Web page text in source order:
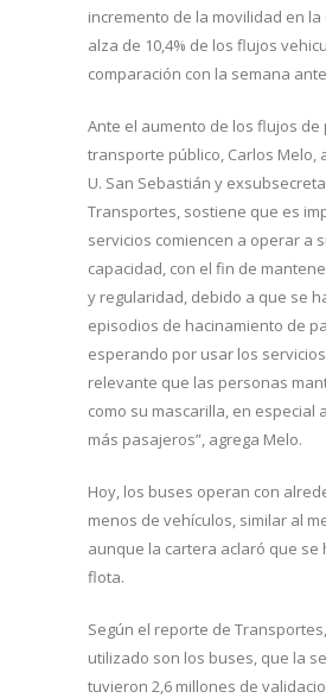
incremento de la movilidad en la
alza de 10,4% de los flujos
comparación con la semana
Ante el aumento de los flujos de
transporte público, Carlos Melo,
U. San Sebastián y
Transportes, sostiene que es
servicios comiencen a operar a
capacidad, con el fin de
y regularidad, debido a que se
episodios de hacinamiento de
esperando por usar los
relevante que las personas
como su mascarilla, en especial
más pasajeros”, agrega Melo.
Hoy, los buses operan con
menos de vehículos, similar al
aunque la cartera aclaró que se
flota.
Según el reporte de
utilizado son los buses, que la
tuvieron 2,6 millones de